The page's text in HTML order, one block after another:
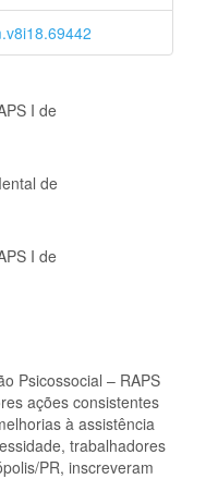
I de
de
I de
Psicossocial – RAPS
ações consistentes
à assistência
trabalhadores
PR, inscreveram